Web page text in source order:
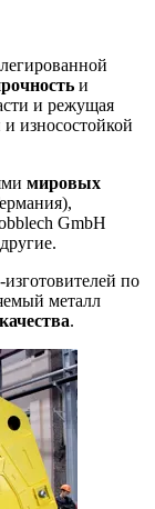
и
и режущая
износостойкой
мировых
GmbH
по
металл
.